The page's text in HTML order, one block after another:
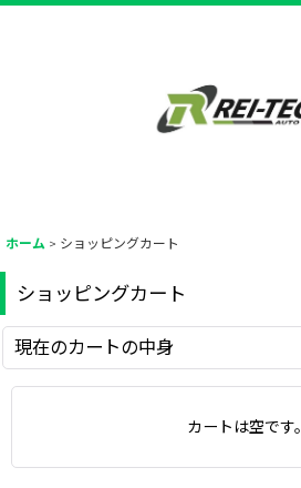
ホーム > ショッピングカート
ショッピングカート
現在のカートの中身
カートは空です。